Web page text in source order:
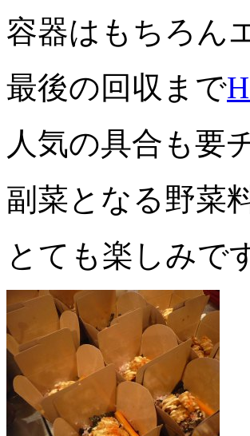
容器はもちろん
最後の回収まで
人気の具合も要
副菜となる野菜
とても楽しみで